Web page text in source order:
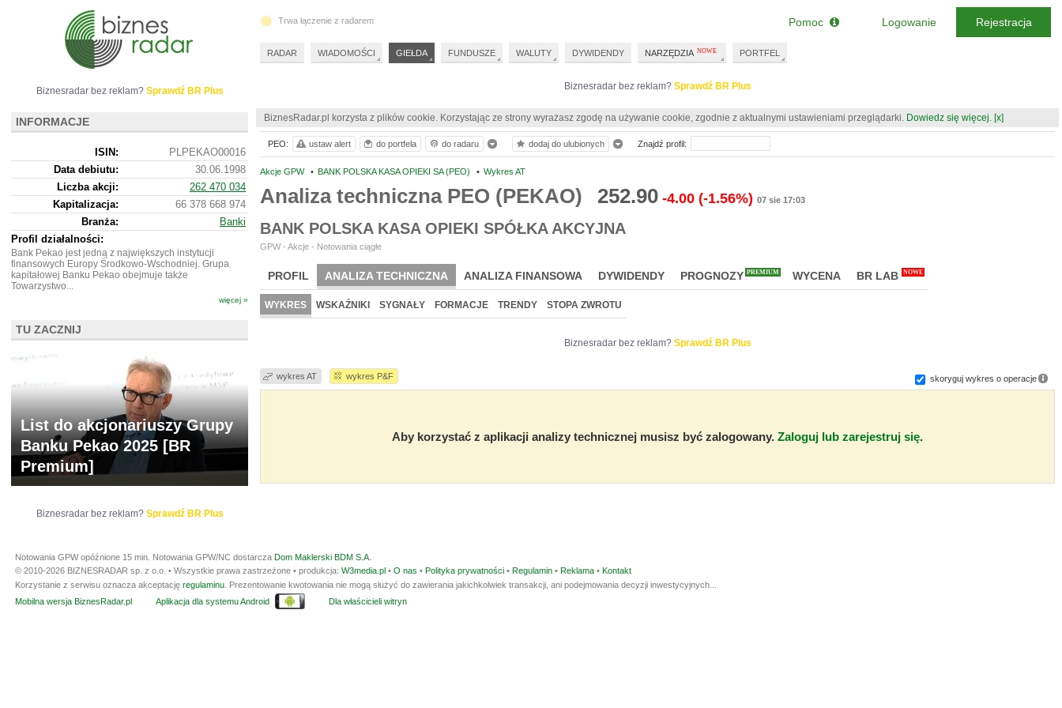
Biznesradar bez reklam? Sprawdź BR Plus
BiznesRadar.pl korzysta z plików cookie. Korzystając ze strony wyrażasz zgodę na używanie cookie, zgodnie z aktualnymi ustawieniami przeglądarki. Dowiedz się więcej. [x]
Akcje GPW • BANK POLSKA KASA OPIEKI SA (PEO) • Wykres AT
Analiza techniczna PEO (PEKAO) 252.90 -4.00 (-1.56%) 07 sie 17:03
BANK POLSKA KASA OPIEKI SPÓŁKA AKCYJNA
GPW - Akcje - Notowania ciągłe
PROFIL ANALIZA TECHNICZNA ANALIZA FINANSOWA DYWIDENDY PROGNOZY PREMIUM WYCENA BR LAB NOWE
WYKRES WSKAŹNIKI SYGNAŁY FORMACJE TRENDY STOPA ZWROTU
Biznesradar bez reklam? Sprawdź BR Plus
wykres AT wykres P&F skoryguj wykres o operacje
Aby korzystać z aplikacji analizy technicznej musisz być zalogowany. Zaloguj lub zarejestruj się.
PEO: ustaw alert do portfela do radaru dodaj do ulubionych Znajdź profil:
Biznesradar bez reklam? Sprawdź BR Plus
INFORMACJE
ISIN:
PLPEKAO00016
Data debiutu:
30.06.1998
Liczba akcji:
262 470 034
Kapitalizacja:
66 378 668 974
Branża:
Banki
Profil działalności:
Bank Pekao jest jedną z największych instytucji
finansowych Europy Środkowo-Wschodniej. Grupa
kapitałowej Banku Pekao obejmuje także
Towarzystwo...
więcej »
TU ZACZNIJ
List do akcjonariuszy Grupy
Banku Pekao 2025 [BR
Premium]
Biznesradar bez reklam? Sprawdź BR Plus
Trwa łączenie z radarem
RADAR WIADOMOŚCI GIEŁDA FUNDUSZE WALUTY DYWIDENDY NARZĘDZIA PORTFEL
Pomoc Logowanie Rejestracja
Notowania GPW opóźnione 15 min. Notowania GPW/NC dostarcza Dom Maklerski BDM S.A.
© 2010-2026 BIZNESRADAR sp. z o.o. • Wszystkie prawa zastrzeżone • produkcja: W3media.pl • O nas • Polityka prywatności • Regulamin • Reklama • Kontakt
Korzystanie z serwisu oznacza akceptację regulaminu . Prezentowanie kwotowania nie mogą służyć do zawierania jakichkolwiek transakcji, ani podejmowania decyzji inwestycyjnych...
Mobilna wersja BiznesRadar.pl
Aplikacja dla systemu Android Dla właścicieli witryn